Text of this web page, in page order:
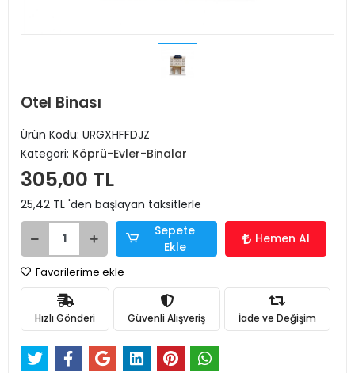
Otel Binası
Ürün Kodu: URGXHFFDJZ
Kategori: Köprü-Evler-Binalar
305,00 TL
25,42 TL 'den başlayan taksitlerle
Sepete
Ekle
Hemen Al
Favorilerime ekle
Hızlı Gönderi Güvenli Alışveriş İade ve Değişim